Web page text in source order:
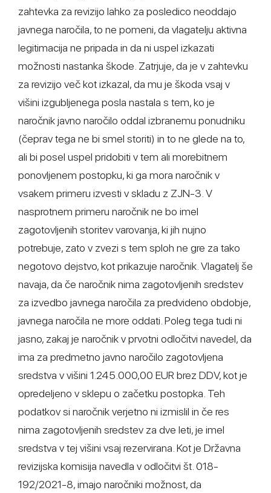
zahtevka za revizijo lahko za posledico neoddajo
javnega naročila, to ne pomeni, da vlagatelju aktivna
legitimacija ne pripada in da ni uspel izkazati
možnosti nastanka škode. Zatrjuje, da je v zahtevku
za revizijo več kot izkazal, da mu je škoda vsaj v
višini izgubljenega posla nastala s tem, ko je
naročnik javno naročilo oddal izbranemu ponudniku
(čeprav tega ne bi smel storiti) in to ne glede na to,
ali bi posel uspel pridobiti v tem ali morebitnem
ponovljenem postopku, ki ga mora naročnik v
vsakem primeru izvesti v skladu z ZJN-3. V
nasprotnem primeru naročnik ne bo imel
zagotovljenih storitev varovanja, ki jih nujno
potrebuje, zato v zvezi s tem sploh ne gre za tako
negotovo dejstvo, kot prikazuje naročnik. Vlagatelj še
navaja, da če naročnik nima zagotovljenih sredstev
za izvedbo javnega naročila za predvideno obdobje,
javnega naročila ne more oddati. Poleg tega tudi ni
jasno, zakaj je naročnik v prvotni odločitvi navedel, da
ima za predmetno javno naročilo zagotovljena
sredstva v višini 1.245.000,00 EUR brez DDV, kot je
opredeljeno v sklepu o začetku postopka. Teh
podatkov si naročnik verjetno ni izmislil in če res
nima zagotovljenih sredstev za dve leti, je imel
sredstva v tej višini vsaj rezervirana. Kot je Državna
revizijska komisija navedla v odločitvi št. 018-
192/2021-8, imajo naročniki možnost, da